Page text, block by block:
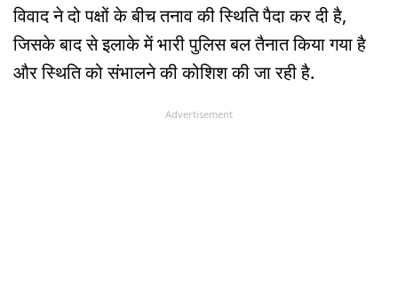
विवाद ने दो पक्षों के बीच तनाव की स्थिति पैदा कर दी है,
जिसके बाद से इलाके में भारी पुलिस बल तैनात किया गया है
और स्थिति को संभालने की कोशिश की जा रही है.
Advertisement